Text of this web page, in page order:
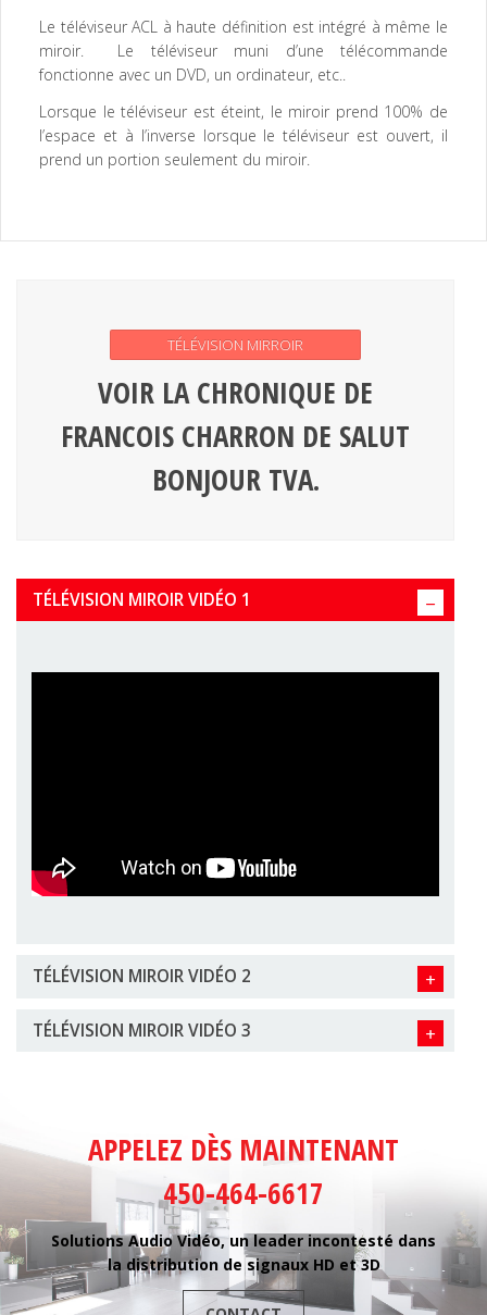
Le téléviseur ACL à haute définition est intégré à même le
miroir. Le téléviseur muni d’une télécommande
fonctionne avec un DVD, un ordinateur, etc..
Lorsque le téléviseur est éteint, le miroir prend 100% de
l’espace et à l’inverse lorsque le téléviseur est ouvert, il
prend un portion seulement du miroir.
TÉLÉVISION MIRROIR
VOIR LA CHRONIQUE DE
FRANCOIS CHARRON DE SALUT
BONJOUR TVA.
TÉLÉVISION MIROIR VIDÉO 1
TÉLÉVISION MIROIR VIDÉO 2
TÉLÉVISION MIROIR VIDÉO 3
APPELEZ DÈS MAINTENANT
450-464-6617
Solutions Audio Vidéo, un leader incontesté dans
la distribution de signaux HD et 3D